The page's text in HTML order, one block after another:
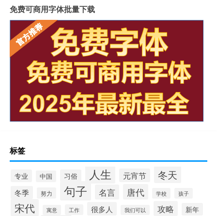
免费可商用字体批量下载
标签
专业 中国 习俗 人生 元宵节 冬天
冬季 努力 句子 名言 唐代 学校 孩子
宋代 寓意 工作 很多人 我们可以 攻略 新年